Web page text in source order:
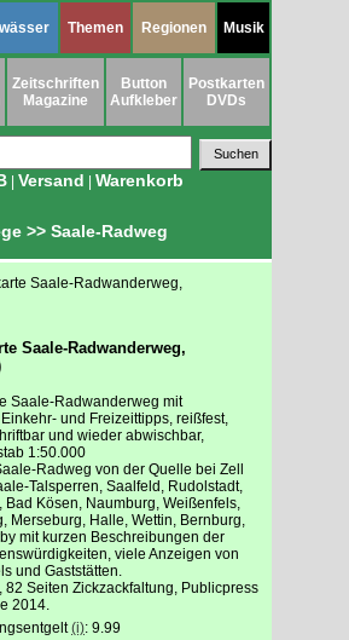
Themen Regionen Musik
Zeitschriften
Magazine
Button
Aufkleber
Postkarten
DVDs
| Versand | Warenkorb
>> Saale-Radweg
Saale-Radwanderweg,
Saale-Radwanderweg mit
und Freizeittipps, reißfest,
und wieder abwischbar,
1:50.000
Radweg von der Quelle bei Zell
Talsperren, Saalfeld, Rudolstadt,
Bad Kösen, Naumburg, Weißenfels,
Merseburg, Halle, Wettin, Bernburg,
mit kurzen Beschreibungen der
viele Anzeigen von
und Gaststätten.
82 Seiten Zickzackfaltung, Publicpress
2014.
(i): 9.99